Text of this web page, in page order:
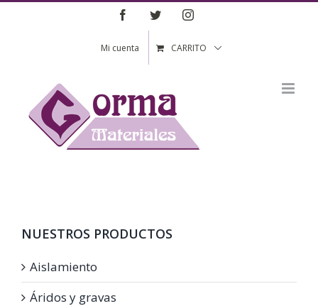
Saltar
FacebookTwitterInstagram
Mi cuenta CARRITO
NUESTROS PRODUCTOS
Aislamiento
Áridos y gravas